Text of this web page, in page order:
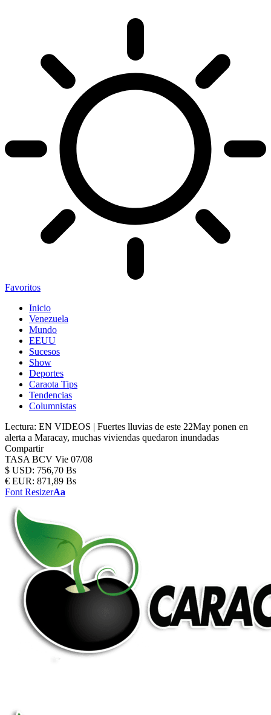
Favoritos
Inicio
Venezuela
Mundo
EEUU
Sucesos
Show
Deportes
Caraota Tips
Tendencias
Columnistas
Lectura: EN VIDEOS | Fuertes lluvias de este 22May ponen en
alerta a Maracay, muchas viviendas quedaron inundadas
Compartir
TASA BCV Vie 07/08
$ USD: 756,70 Bs
€ EUR: 871,89 Bs
Font ResizerAa